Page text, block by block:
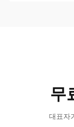
무
대표자